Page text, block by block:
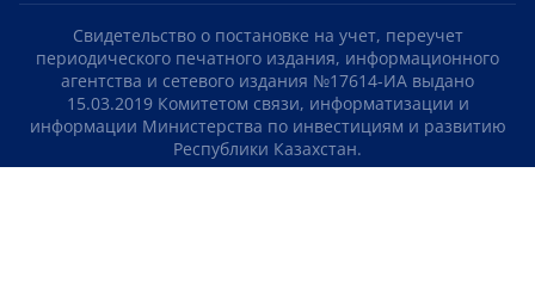
Свидетельство о постановке на учет, переучет
периодического печатного издания, информационного
агентства и сетевого издания №17614-ИА выдано
15.03.2019 Комитетом связи, информатизации и
информации Министерства по инвестициям и развитию
Республики Казахстан.